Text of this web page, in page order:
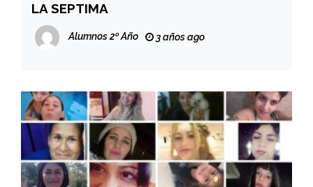
LA SEPTIMA
Alumnos 2º Año 3 años ago